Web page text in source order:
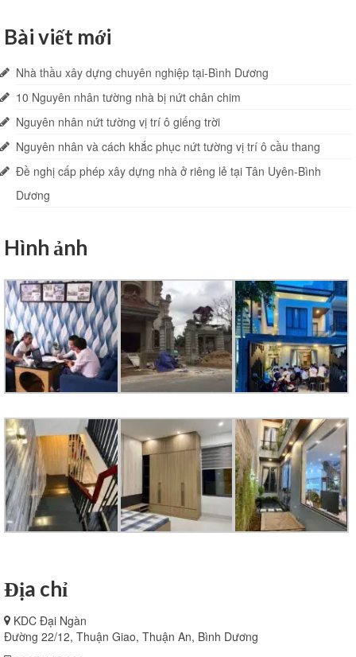
Bài viết mới
Nhà thầu xây dựng chuyên nghiệp tại-Bình Dương
10 Nguyên nhân tường nhà bị nứt chân chim
Nguyên nhân nứt tường vị trí ô giếng trời
Nguyên nhân và cách khắc phục nứt tường vị trí ô cầu thang
Đề nghị cấp phép xây dựng nhà ở riêng lẻ tại Tân Uyên-Bình
Dương
Hình ảnh
Địa chỉ
KDC Đại Ngàn
Đường 22/12, Thuận Giao, Thuận An, Bình Dương